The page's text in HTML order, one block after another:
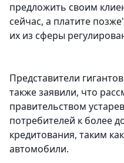
предложить своим
сейчас, а платите
их из сферы
Представители
также заявили, что
правительством
потребителей к более
кредитования, таким
автомобили.